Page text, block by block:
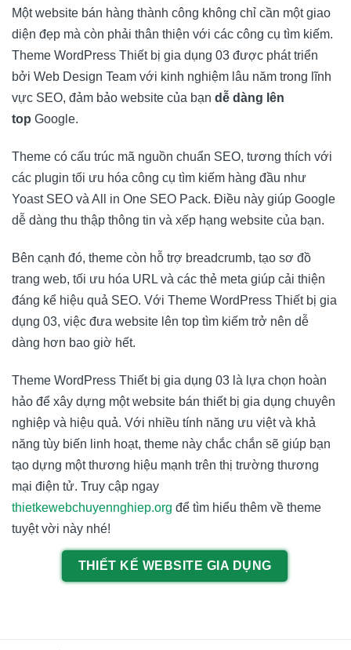
Một website bán hàng thành công không chỉ cần một giao
diện đẹp mà còn phải thân thiện với các công cụ tìm kiếm.
Theme WordPress Thiết bị gia dụng 03 được phát triển
bởi Web Design Team với kinh nghiệm lâu năm trong lĩnh
vực SEO, đảm bảo website của bạn dễ dàng lên
top Google.
Theme có cấu trúc mã nguồn chuẩn SEO, tương thích với
các plugin tối ưu hóa công cụ tìm kiếm hàng đầu như
Yoast SEO và All in One SEO Pack. Điều này giúp Google
dễ dàng thu thập thông tin và xếp hạng website của bạn.
Bên cạnh đó, theme còn hỗ trợ breadcrumb, tạo sơ đồ
trang web, tối ưu hóa URL và các thẻ meta giúp cải thiện
đáng kể hiệu quả SEO. Với Theme WordPress Thiết bị gia
dụng 03, việc đưa website lên top tìm kiếm trở nên dễ
dàng hơn bao giờ hết.
Theme WordPress Thiết bị gia dụng 03 là lựa chọn hoàn
hảo để xây dựng một website bán thiết bị gia dụng chuyên
nghiệp và hiệu quả. Với nhiều tính năng ưu việt và khả
năng tùy biến linh hoạt, theme này chắc chắn sẽ giúp bạn
tạo dựng một thương hiệu mạnh trên thị trường thương
mại điện tử. Truy cập ngay
thietkewebchuyennghiep.org để tìm hiểu thêm về theme
tuyệt vời này nhé!
THIẾT KẾ WEBSITE GIA DỤNG